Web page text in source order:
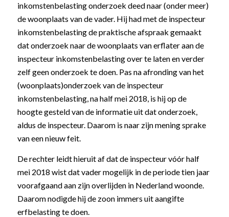
inkomstenbelasting onderzoek deed naar (onder meer)
de woonplaats van de vader. Hij had met de inspecteur
inkomstenbelasting de praktische afspraak gemaakt
dat onderzoek naar de woonplaats van erflater aan de
inspecteur inkomstenbelasting over te laten en verder
zelf geen onderzoek te doen. Pas na afronding van het
(woonplaats)onderzoek van de inspecteur
inkomstenbelasting, na half mei 2018, is hij op de
hoogte gesteld van de informatie uit dat onderzoek,
aldus de inspecteur. Daarom is naar zijn mening sprake
van een nieuw feit.
De rechter leidt hieruit af dat de inspecteur vóór half
mei 2018 wist dat vader mogelijk in de periode tien jaar
voorafgaand aan zijn overlijden in Nederland woonde.
Daarom nodigde hij de zoon immers uit aangifte
erfbelasting te doen.